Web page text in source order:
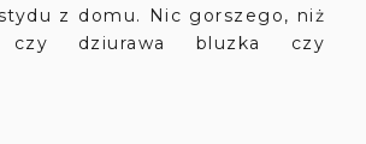
z domu. Nic gorszego, niż
czy dziurawa bluzka czy